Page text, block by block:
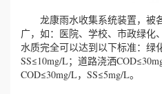
龙康雨水收集系统装置，被
广，如：医院、学校、市政绿化
水质完全可以达到以下标准：绿
SS≤10mg/L；道路浇洒
COD≤30mg/L，SS≤5mg/L。